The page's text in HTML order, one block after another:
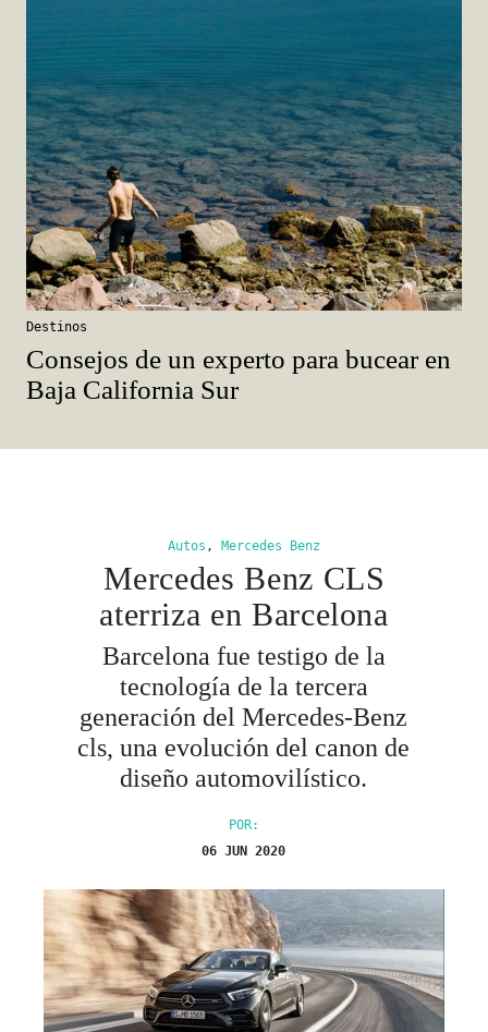
Destinos
Consejos de un experto para bucear en
Baja California Sur
Autos , Mercedes Benz
Mercedes Benz CLS
aterriza en Barcelona
Barcelona fue testigo de la
tecnología de la tercera
generación del Mercedes-Benz
cls, una evolución del canon de
diseño automovilístico.
POR:
06 JUN 2020